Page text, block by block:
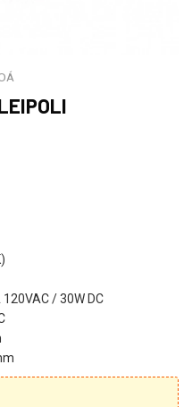
/ 30W DC